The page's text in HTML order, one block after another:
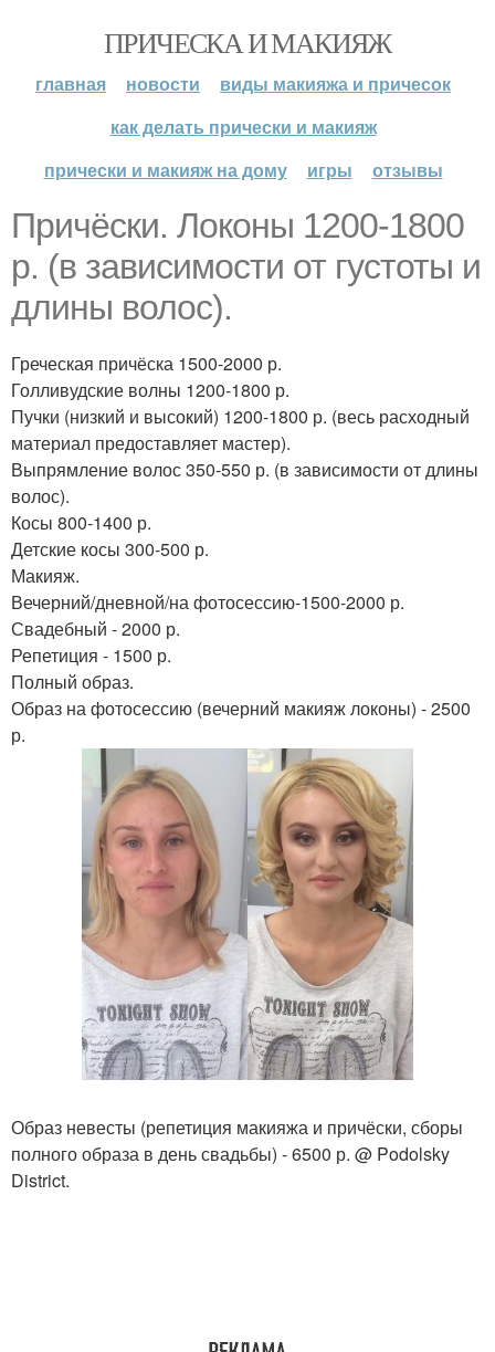
ПРИЧЕСКА И МАКИЯЖ
главная новости
виды макияжа и причесок
как делать прически и макияж
прически и макияж на дому
игры отзывы
Причёски. Локоны 1200-1800
р. (в зависимости от густоты и
длины волос).
Греческая причёска 1500-2000 р.
Голливудские волны 1200-1800 р.
Пучки (низкий и высокий) 1200-1800 р. (весь расходный
материал предоставляет мастер).
Выпрямление волос 350-550 р. (в зависимости от длины
волос).
Косы 800-1400 р.
Детские косы 300-500 р.
Макияж.
Вечерний/дневной/на фотосессию-1500-2000 р.
Свадебный - 2000 р.
Репетиция - 1500 р.
Полный образ.
Образ на фотосессию (вечерний макияж локоны) - 2500
р.
Образ невесты (репетиция макияжа и причёски, сборы
полного образа в день свадьбы) - 6500 р. @ Podolsky
District.